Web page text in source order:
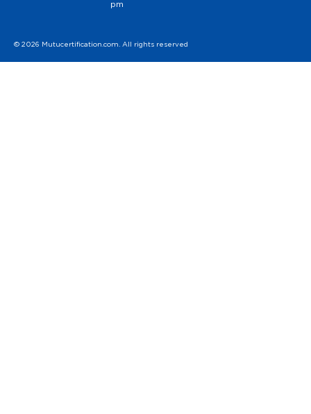
pm
© 2026 Mutucertification.com. All rights reserved